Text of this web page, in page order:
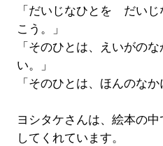
「だいじなひとを だい
こう。」
「そのひとは、えいがの
い。」
「そのひとは、ほんのな
ヨシタケさんは、絵本の
してくれています。